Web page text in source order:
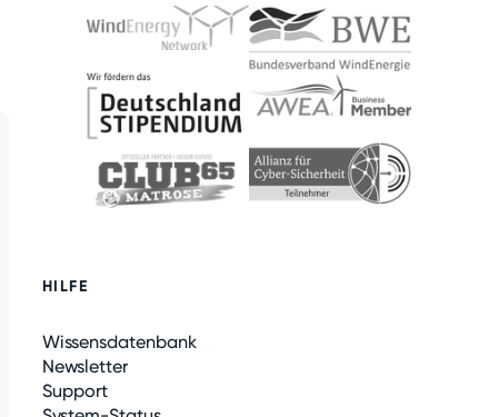
HILFE
Wissensdatenbank
Newsletter
Support